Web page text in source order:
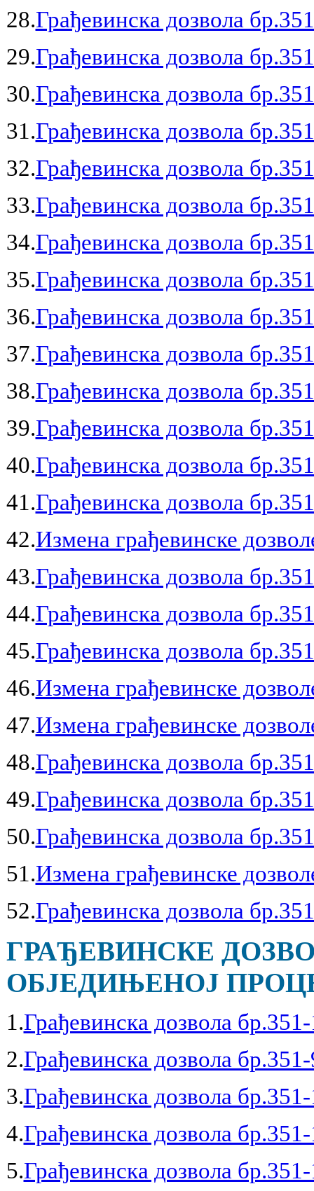
28.Грађевинска дозвола
29.Грађевинска дозвола
30.Грађевинска дозвола
31.Грађевинска дозвола
32.Грађевинска дозвола
33.Грађевинска дозвола
34.Грађевинска дозвола
35.Грађевинска дозвола
36.Грађевинска дозвола
37.Грађевинска дозвола
38.Грађевинска дозвола
39.Грађевинска дозвола
40.Грађевинска дозвола
41.Грађевинска дозвола
42.Измена грађевинске
43.Грађевинска дозвола
44.Грађевинска дозвола
45.Грађевинска дозвола
46.Измена грађевинске
47.Измена грађевинске
48.Грађевинска дозвола
49.Грађевинска дозвола
50.Грађевинска дозвола
51.Измена грађевинске
52.Грађевинска дозвола
ГРАЂЕВИНСКЕ
ОБЈЕДИЊЕНОЈ
1.Грађевинска дозвола
2.Грађевинска дозвола
3.Грађевинска дозвола
4.Грађевинска дозвола
5.Грађевинска дозвола